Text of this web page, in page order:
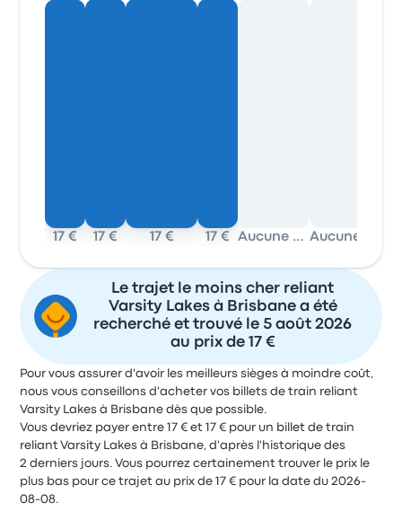
17 € 17 € 17 € 17 € Aucune donnée
Le trajet le moins cher reliant
Varsity Lakes à Brisbane a été
recherché et trouvé le 5 août 2026
au prix de 17 €
Pour vous assurer d'avoir les meilleurs sièges à moindre coût,
nous vous conseillons d'acheter vos billets de train reliant
Varsity Lakes à Brisbane dès que possible.
Vous devriez payer entre 17 € et 17 € pour un billet de train
reliant Varsity Lakes à Brisbane, d'après l'historique des
2 derniers jours. Vous pourrez certainement trouver le prix le
plus bas pour ce trajet au prix de 17 € pour la date du 2026-
08-08.